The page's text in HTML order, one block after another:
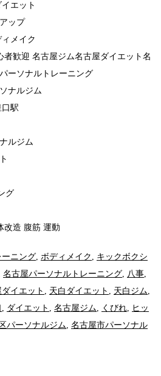
エット
ップ
メイク
者歓迎 名古屋ジム名古屋ダイエット名
ーソナルトレーニング
ナルジム
駅
ルジム
グ
改造 腹筋 運動
ニング, ボディメイク , キックボクシ
名古屋パーソナルトレーニング, 八事,
イエット , 天白ダイエット , 天白ジム,
, ダイエット , 名古屋ジム, くびれ, ヒッ
パーソナルジム, 名古屋市パーソナル